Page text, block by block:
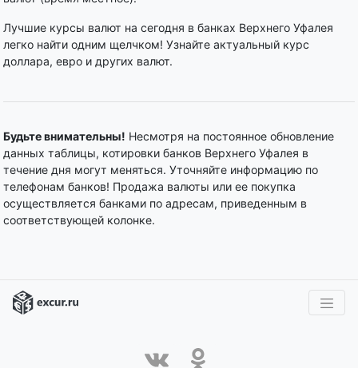
Лучшие курсы валют на сегодня в банках Верхнего Уфалея
легко найти одним щелчком! Узнайте актуальный курс
доллара, евро и других валют.
Будьте внимательны! Несмотря на постоянное обновление
данных таблицы, котировки банков Верхнего Уфалея в
течение дня могут меняться. Уточняйте информацию по
телефонам банков! Продажа валюты или ее покупка
осуществляется банками по адресам, приведенным в
соответствующей колонке.